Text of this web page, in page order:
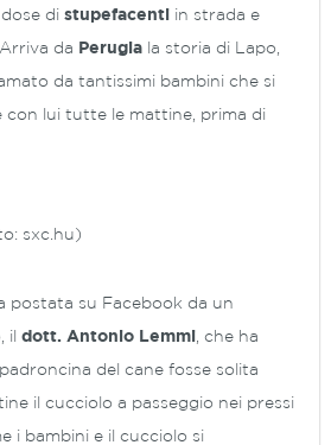
di stupefacenti in strada e
Arriva da Perugia la storia di Lapo,
da tantissimi bambini che si
con lui tutte le mattine, prima di
sxc.hu)
postata su Facebook da un
il dott. Antonio Lemmi , che ha
del cane fosse solita
il cucciolo a passeggio nei pressi
i bambini e il cucciolo si